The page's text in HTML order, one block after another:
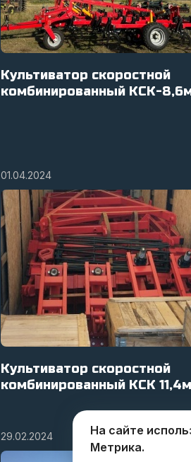
Культиватор скоростной
комбинированный КСК-
01.04.2024
Культиватор скоростной
комбинированный КСК 11,4м
29.02.2024
На сайте
Метрика.